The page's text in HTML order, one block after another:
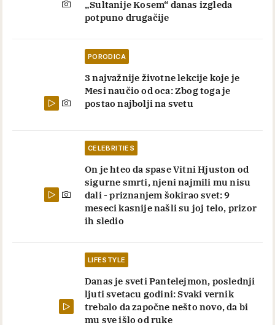
„Sultanije Kosem“ danas izgleda
potpuno drugačije
PORODICA
3 najvažnije životne lekcije koje je
Mesi naučio od oca: Zbog toga je
postao najbolji na svetu
CELEBRITIES
On je hteo da spase Vitni Hjuston od
sigurne smrti, njeni najmili mu nisu
dali - priznanjem šokirao svet: 9
meseci kasnije našli su joj telo, prizor
ih sledio
LIFESTYLE
Danas je sveti Pantelejmon, poslednji
ljuti svetacu godini: Svaki vernik
trebalo da započne nešto novo, da bi
mu sve išlo od ruke